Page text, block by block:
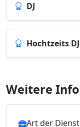
DJ
Hochtzeits DJ
Weitere
Art der